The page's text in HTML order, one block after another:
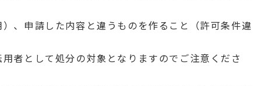
、申請した内容と違うものを作ること（許可条件違
者として処分の対象となりますのでご注意くださ